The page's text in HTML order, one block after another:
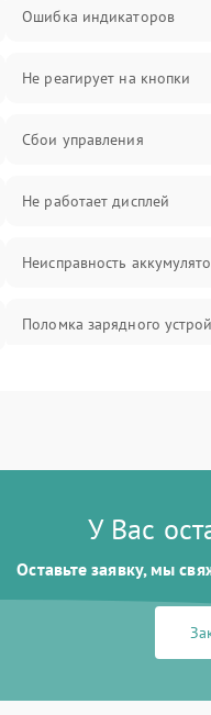
Ошибка индикаторов
Не реагирует на кнопки
Сбои управления
Не работает дисплей
Неисправность
Поломка зарядного
Неисправность системы
индикации
Неисправность системы
отключения
У Вас
Оставьте заявку, мы